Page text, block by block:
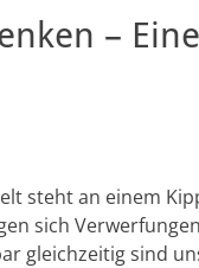
–
steht an einem
sich
gleichzeitig sind